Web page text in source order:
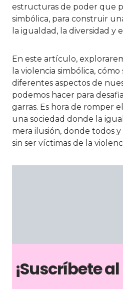
estructuras de poder que
simbólica, para construir
la igualdad, la diversidad y
En este artículo,
la violencia simbólica,
diferentes aspectos de
podemos hacer para
garras. Es hora de romper
una sociedad donde la
mera ilusión, donde todos
sin ser víctimas de la
¡Suscríbete